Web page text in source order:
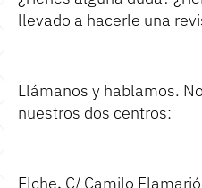
llevado a hacerle una
Llámanos y hablamos.
nuestros dos centros:
Elche, C/ Camilo